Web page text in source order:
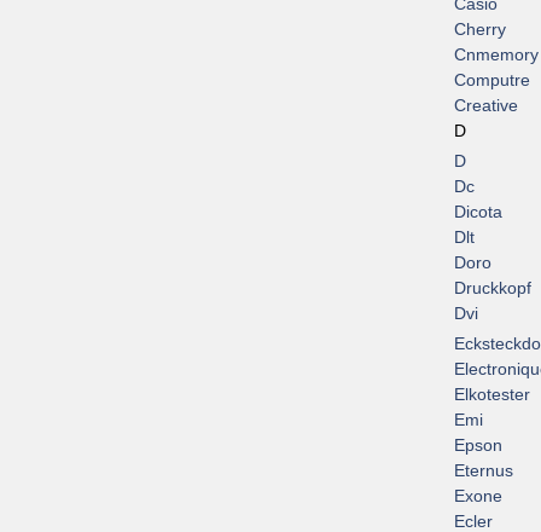
Cherry
Cnmemory
Computre
Creative
D
D
Dc
Dicota
Dlt
Doro
Druckkopf
Dvi
Elkotester
Emi
Epson
Eternus
Exone
Ecler